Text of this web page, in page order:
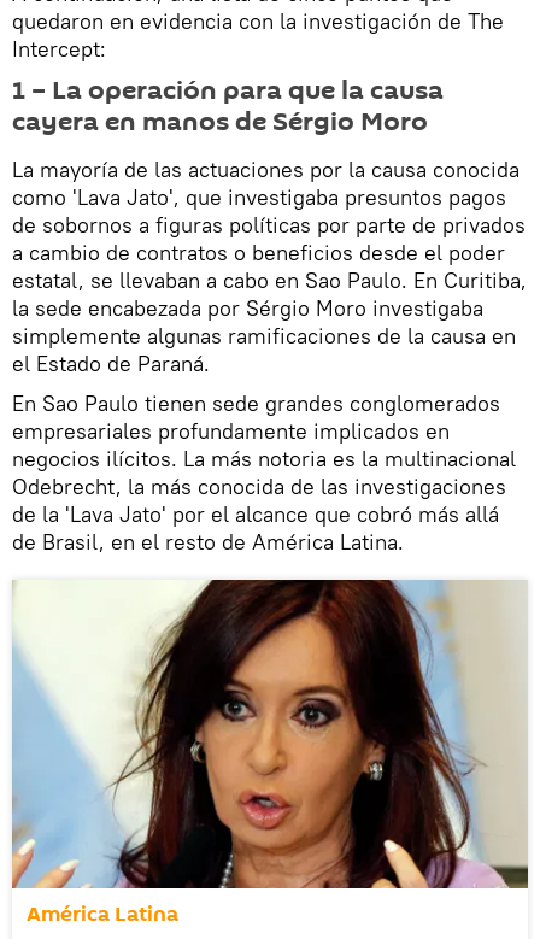
quedaron en evidencia con la investigación de The
Intercept:
1 – La operación para que la causa
cayera en manos de Sérgio Moro
La mayoría de las actuaciones por la causa conocida
como 'Lava Jato', que investigaba presuntos pagos
de sobornos a figuras políticas por parte de privados
a cambio de contratos o beneficios desde el poder
estatal, se llevaban a cabo en Sao Paulo. En Curitiba,
la sede encabezada por Sérgio Moro investigaba
simplemente algunas ramificaciones de la causa en
el Estado de Paraná.
En Sao Paulo tienen sede grandes conglomerados
empresariales profundamente implicados en
negocios ilícitos. La más notoria es la multinacional
Odebrecht, la más conocida de las investigaciones
de la 'Lava Jato' por el alcance que cobró más allá
de Brasil, en el resto de América Latina.
América Latina